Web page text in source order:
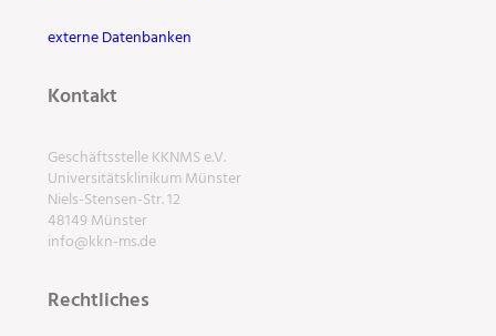
externe Datenbanken
Kontakt
Geschäftsstelle KKNMS e.V.
Universitätsklinikum Münster
Niels-Stensen-Str. 12
48149 Münster
info@kkn-ms.de
Rechtliches